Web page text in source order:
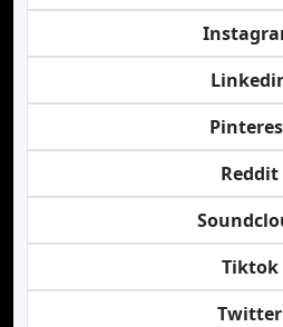
Reddit
Tiktok
Twitter